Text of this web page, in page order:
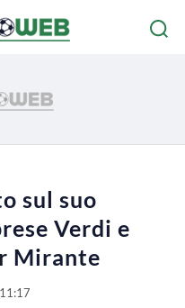
sul suo
Verdi e
Mirante